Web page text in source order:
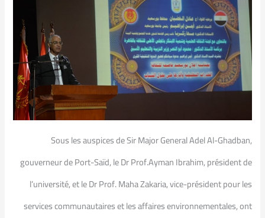
Sous les auspices de Sir Major General Adel Al-Ghadban,
gouverneur de Port-Saïd, le Dr Prof.Ayman Ibrahim, président de
l’université, et le Dr Prof. Maha Zakaria, vice-président pour les
services communautaires et les affaires environnementales, ont